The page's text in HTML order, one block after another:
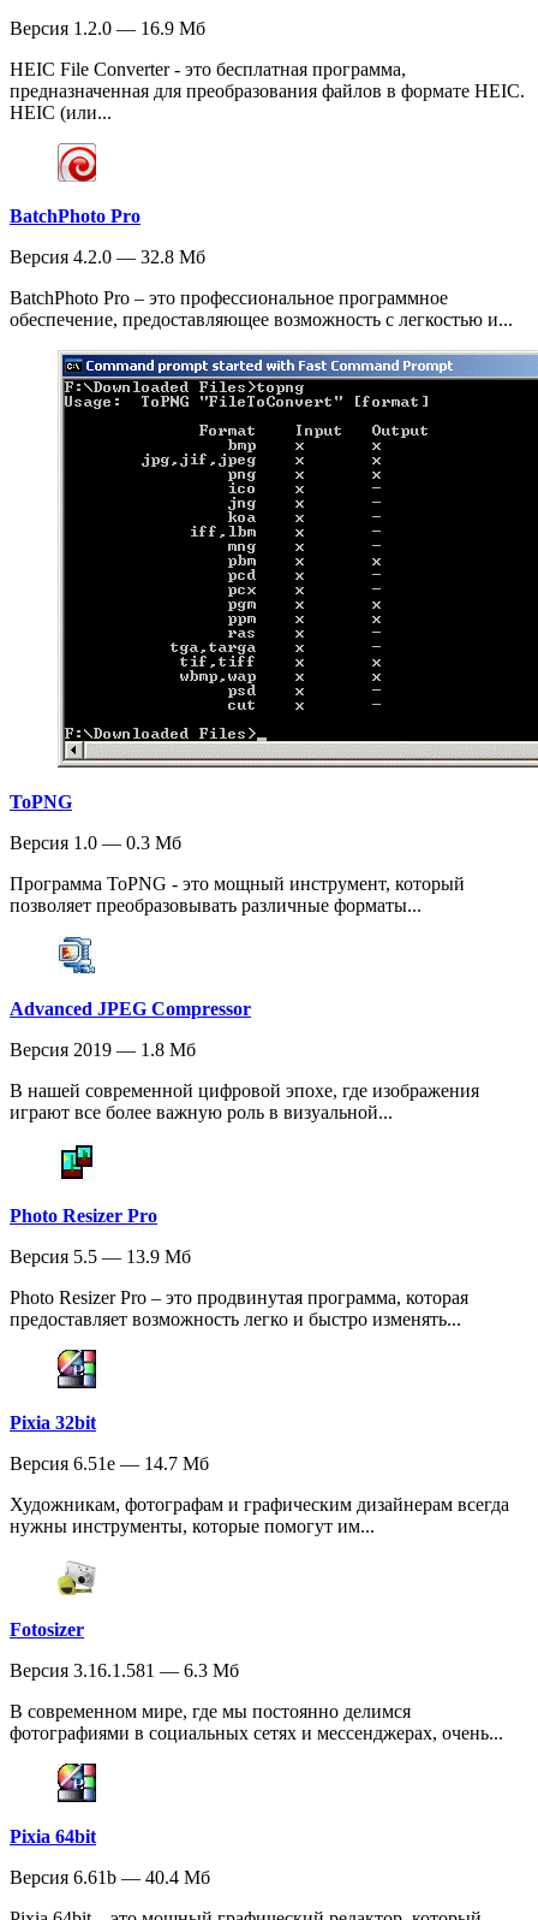
Версия 1.2.0 — 16.9 Мб
HEIC File Converter - это бесплатная программа,
предназначенная для преобразования файлов в формате HEIC.
HEIC (или...
BatchPhoto Pro
Версия 4.2.0 — 32.8 Мб
BatchPhoto Pro – это профессиональное программное
обеспечение, предоставляющее возможность с легкостью и...
ToPNG
Версия 1.0 — 0.3 Мб
Программа ToPNG - это мощный инструмент, который
позволяет преобразовывать различные форматы...
Advanced JPEG Compressor
Версия 2019 — 1.8 Мб
В нашей современной цифровой эпохе, где изображения
играют все более важную роль в визуальной...
Photo Resizer Pro
Версия 5.5 — 13.9 Мб
Photo Resizer Pro – это продвинутая программа, которая
предоставляет возможность легко и быстро изменять...
Pixia 32bit
Версия 6.51e — 14.7 Мб
Художникам, фотографам и графическим дизайнерам всегда
нужны инструменты, которые помогут им...
Fotosizer
Версия 3.16.1.581 — 6.3 Мб
В современном мире, где мы постоянно делимся
фотографиями в социальных сетях и мессенджерах, очень...
Pixia 64bit
Версия 6.61b — 40.4 Мб